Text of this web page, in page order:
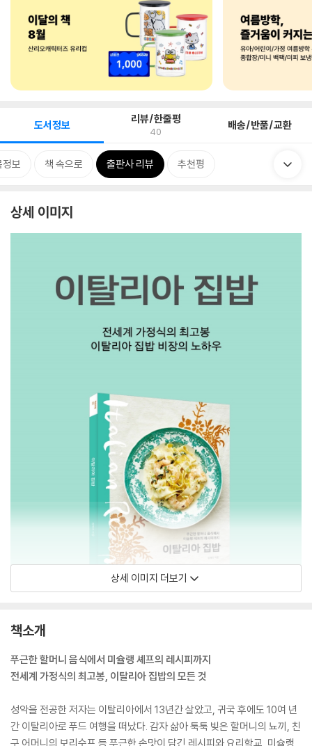
도서정보 리뷰/한줄평
40 배송/반품/교환
정보 책 속으로 출판사 리뷰 추천평
상세 이미지
상세 이미지 더보기
책소개
푸근한 할머니 음식에서 미슐랭 셰프의 레시피까지
전세계 가정식의 최고봉, 이탈리아 집밥의 모든 것
성악을 전공한 저자는 이탈리아에서 13년간 살았고, 귀국 후에도 10여 년
간 이탈리아로 푸드 여행을 떠났다. 감자 삶아 툭툭 빚은 할머니의 뇨끼, 친
구 어머니의 보리수프 등 푸근한 손맛이 담긴 레시피와 요리학교, 미슐랭